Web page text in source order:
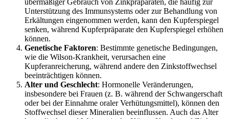
übermäßiger Gebrauch von Zinkpräparaten, die häufig zur
Unterstützung des Immunsystems oder zur Behandlung von
Erkältungen eingenommen werden, kann den Kupferspiegel
senken, während Kupferpräparate den Kupferspiegel erhöhen
können.
Genetische Faktoren: Bestimmte genetische Bedingungen,
wie die Wilson-Krankheit, verursachen eine
Kupferanreicherung, während andere den Zinkstoffwechsel
beeinträchtigen können.
Alter und Geschlecht: Hormonelle Veränderungen,
insbesondere bei Frauen (z. B. während der Schwangerschaft
oder bei der Einnahme oraler Verhütungsmittel), können den
Stoffwechsel dieser Mineralien beeinflussen. Auch das Alter